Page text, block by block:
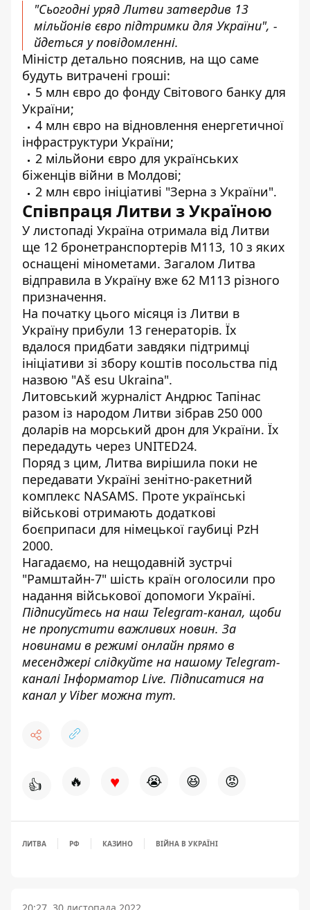
"Сьогодні уряд Литви затвердив 13
мільйонів євро підтримки для України", -
йдеться у повідомленні.
Міністр детально пояснив, на що саме
будуть витрачені гроші:
5 млн євро до фонду Світового банку для
України;
4 млн євро на відновлення енергетичної
інфраструктури України;
2 мільйони євро для українських
біженців війни в Молдові;
2 млн євро ініціативі "Зерна з України".
Співпраця Литви з Україною
У листопаді Україна отримала від Литви
ще 12 бронетранспортерів М113, 10 з яких
оснащені мінометами. Загалом Литва
відправила в Україну вже 62 М113 різного
призначення.
На початку цього місяця із Литви в
Україну прибули 13 генераторів. Їх
вдалося придбати завдяки підтримці
ініціативи зі збору коштів посольства під
назвою "Aš esu Ukraina".
Литовський журналіст Андрюс Тапінас
разом із народом Литви зібрав 250 000
доларів на морський дрон для України. Їх
передадуть через UNITED24.
Поряд з цим, Литва вирішила поки не
передавати Україні зенітно-ракетний
комплекс NASAMS. Проте українські
військові отримають додаткові
боєприпаси для німецької гаубиці PzH
2000.
Нагадаємо, на нещодавній зустрчі
"Рамштайн-7" шість країн оголосили про
надання військової допомоги Україні.
Підписуйтесь на наш Telegram-канал, щоби
не пропустити важливих новин. За
новинами в режимі онлайн прямо в
месенджері слідкуйте на нашому Telegram-
каналіІнформатор Live. Підписатися на
канал у Viber можна тут.
👍 🔥 ♥ 😭 😆 😡
ЛИТВА РФ КАЗИНО ВІЙНА В УКРАЇНІ